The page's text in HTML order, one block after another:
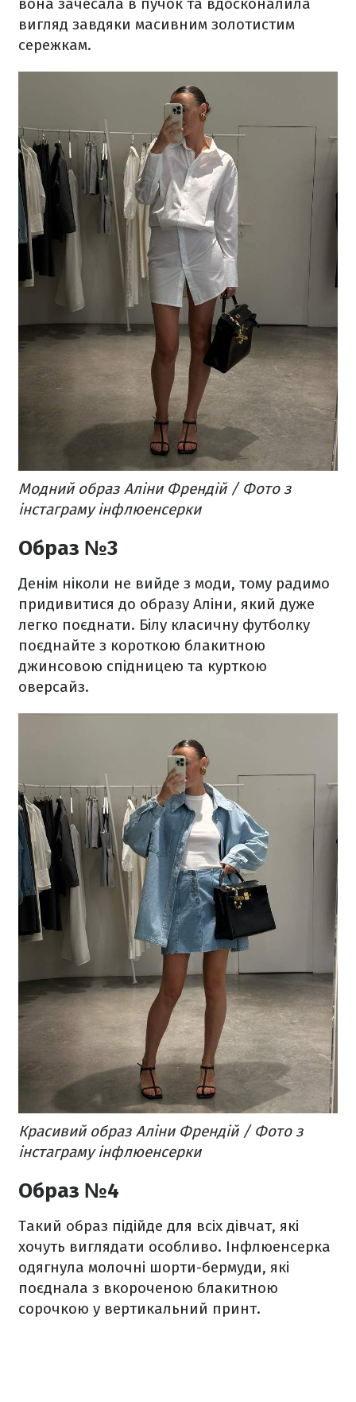
вигляд завдяки масивним золотистим
сережкам.
Модний образ Аліни Френдій / Фото з
інстаграму інфлюенсерки
Образ №3
Денім ніколи не вийде з моди, тому радимо
придивитися до образу Аліни, який дуже
легко поєднати. Білу класичну футболку
поєднайте з короткою блакитною
джинсовою спідницею та курткою
оверсайз.
Красивий образ Аліни Френдій / Фото з
інстаграму інфлюенсерки
Образ №4
Такий образ підійде для всіх дівчат, які
хочуть виглядати особливо. Інфлюенсерка
одягнула молочні шорти-бермуди, які
поєднала з вкороченою блакитною
сорочкою у вертикальний принт.